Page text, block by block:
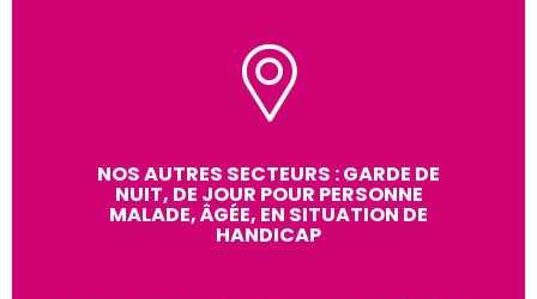
NOS AUTRES SECTEURS : GARDE DE
NUIT, DE JOUR POUR PERSONNE
MALADE, ÂGÉE, EN SITUATION DE
HANDICAP